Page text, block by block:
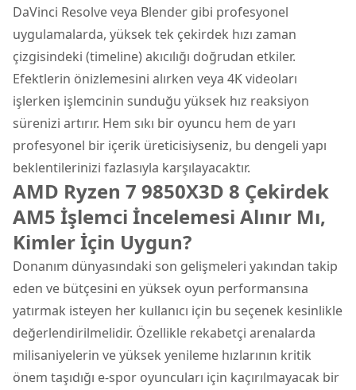
DaVinci Resolve veya Blender gibi profesyonel
uygulamalarda, yüksek tek çekirdek hızı zaman
çizgisindeki (timeline) akıcılığı doğrudan etkiler.
Efektlerin önizlemesini alırken veya 4K videoları
işlerken işlemcinin sunduğu yüksek hız reaksiyon
sürenizi artırır. Hem sıkı bir oyuncu hem de yarı
profesyonel bir içerik üreticisiyseniz, bu dengeli yapı
beklentilerinizi fazlasıyla karşılayacaktır.
AMD Ryzen 7 9850X3D 8 Çekirdek
AM5 İşlemci İncelemesi Alınır Mı,
Kimler İçin Uygun?
Donanım dünyasındaki son gelişmeleri yakından takip
eden ve bütçesini en yüksek oyun performansına
yatırmak isteyen her kullanıcı için bu seçenek kesinlikle
değerlendirilmelidir. Özellikle rekabetçi arenalarda
milisaniyelerin ve yüksek yenileme hızlarının kritik
önem taşıdığı e-spor oyuncuları için kaçırılmayacak bir